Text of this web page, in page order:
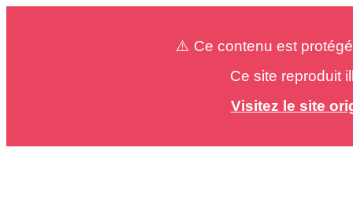
⚠️ Ce contenu est
Ce site reproduit
Visitez le site